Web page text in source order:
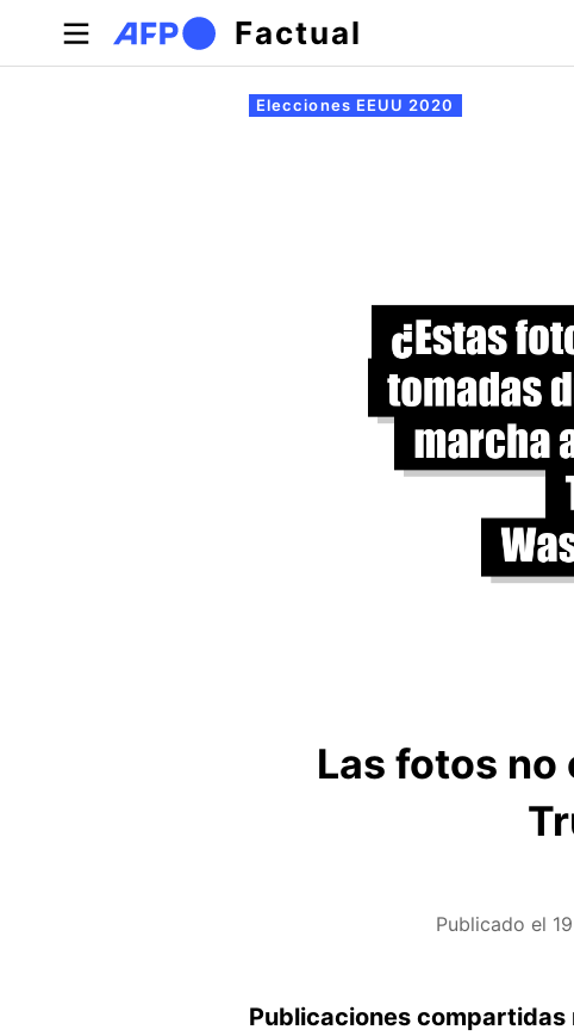
Pasar al contenido principal
Factual
Solapas principales
Elecciones EEUU 2020
Las fotos no
Publicado el
Publicaciones compartidas